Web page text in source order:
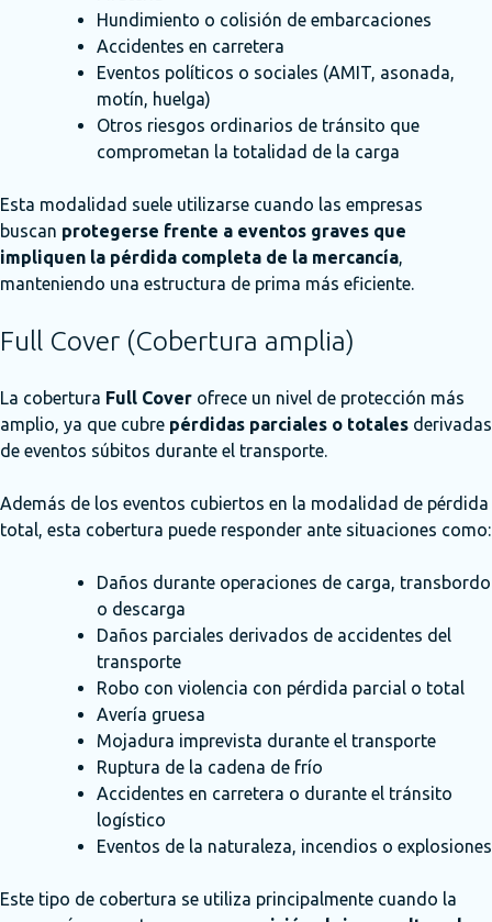
Hundimiento o colisión de embarcaciones
Accidentes en carretera
Eventos políticos o sociales (AMIT, asonada,
motín, huelga)
Otros riesgos ordinarios de tránsito que
comprometan la totalidad de la carga
Esta modalidad suele utilizarse cuando las empresas
buscan protegerse frente a eventos graves que
impliquen la pérdida completa de la mercancía,
manteniendo una estructura de prima más eficiente.
Full Cover (Cobertura amplia)
La cobertura Full Cover ofrece un nivel de protección más
amplio, ya que cubre pérdidas parciales o totales derivadas
de eventos súbitos durante el transporte.
Además de los eventos cubiertos en la modalidad de pérdida
total, esta cobertura puede responder ante situaciones como:
Daños durante operaciones de carga, transbordo
o descarga
Daños parciales derivados de accidentes del
transporte
Robo con violencia con pérdida parcial o total
Avería gruesa
Mojadura imprevista durante el transporte
Ruptura de la cadena de frío
Accidentes en carretera o durante el tránsito
logístico
Eventos de la naturaleza, incendios o explosiones
Este tipo de cobertura se utiliza principalmente cuando la